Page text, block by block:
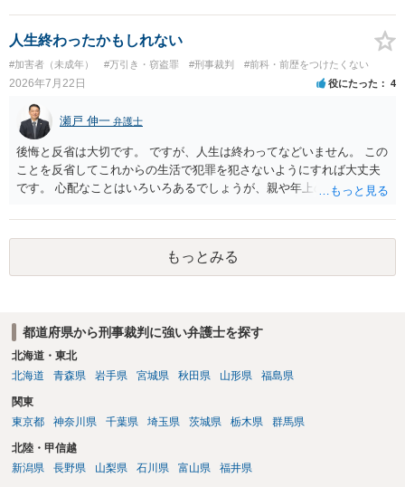
人生終わったかもしれない
#加害者（未成年） #万引き・窃盗罪 #刑事裁判 #前科・前歴をつけたくない
2026年7月22日 役にたった 4
瀬戸 伸一 弁護士
後悔と反省は大切です。 ですが、人生は終わってなどいません。 この
ことを反省してこれからの生活で犯罪を犯さないようにすれば大丈夫
です。 心配なことはいろいろあるでしょうが、親や年上の兄弟や信頼
す。
もっとみる
都道府県から刑事裁判に強い弁護士を探す
北海道・東北
北海道
青森県 岩手県 宮城県 秋田県 山形県 福島県
関東
東京都
神奈川県 千葉県 埼玉県 茨城県 栃木県 群馬県
北陸・甲信越
新潟県
長野県 山梨県 石川県 富山県 福井県